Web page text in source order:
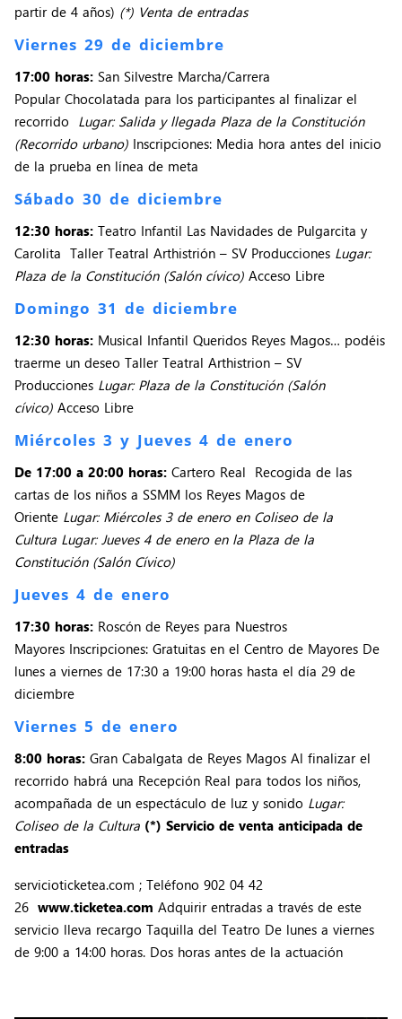
partir de 4 años) (*) Venta de entradas
Viernes 29 de diciembre
17:00 horas: San Silvestre Marcha/Carrera
Popular Chocolatada para los participantes al finalizar el
recorrido Lugar: Salida y llegada Plaza de la Constitución
(Recorrido urbano) Inscripciones: Media hora antes del inicio
de la prueba en línea de meta
Sábado 30 de diciembre
12:30 horas: Teatro Infantil Las Navidades de Pulgarcita y
Carolita Taller Teatral Arthistrión – SV Producciones Lugar:
Plaza de la Constitución (Salón cívico) Acceso Libre
Domingo 31 de diciembre
12:30 horas: Musical Infantil Queridos Reyes Magos… podéis
traerme un deseo Taller Teatral Arthistrion – SV
Producciones Lugar: Plaza de la Constitución (Salón
cívico) Acceso Libre
Miércoles 3 y Jueves 4 de enero
De 17:00 a 20:00 horas: Cartero Real Recogida de las
cartas de los niños a SSMM los Reyes Magos de
Oriente Lugar: Miércoles 3 de enero en Coliseo de la
Cultura Lugar: Jueves 4 de enero en la Plaza de la
Constitución (Salón Cívico)
Jueves 4 de enero
17:30 horas: Roscón de Reyes para Nuestros
Mayores Inscripciones: Gratuitas en el Centro de Mayores De
lunes a viernes de 17:30 a 19:00 horas hasta el día 29 de
diciembre
Viernes 5 de enero
8:00 horas: Gran Cabalgata de Reyes Magos Al finalizar el
recorrido habrá una Recepción Real para todos los niños,
acompañada de un espectáculo de luz y sonido Lugar:
Coliseo de la Cultura (*) Servicio de venta anticipada de
entradas
servicioticketea.com ; Teléfono 902 04 42
26 www.ticketea.com Adquirir entradas a través de este
servicio lleva recargo Taquilla del Teatro De lunes a viernes
de 9:00 a 14:00 horas. Dos horas antes de la actuación